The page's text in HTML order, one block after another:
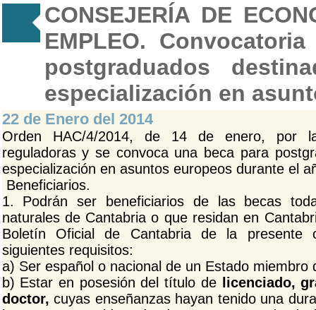
CONSEJERÍA DE
EMPLEO.
postgraduados
especialización en
22 de Enero del 2014
Orden HAC/4/2014, de 14 de enero, por
reguladoras y se convoca una beca para
especialización en asuntos europeos durante el
Beneficiarios.
1. Podrán ser beneficiarios de las becas
naturales de Cantabria o que residan en
Boletín Oficial de Cantabria de la presente
siguientes requisitos:
a) Ser español o nacional de un Estado miembro
b) Estar en posesión del título de
licenciado,
doctor,cuyas enseñanzas hayan tenido una